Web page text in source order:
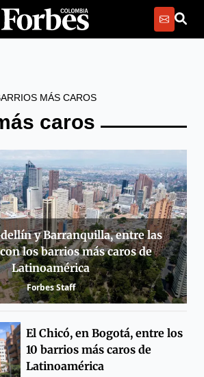
MÁS CAROS
caros
y Barranquilla, entre las
los barrios más caros de
Latinoamérica
Forbes Staff
El Chicó, en Bogotá, entre los
10 barrios más caros de
Latinoamérica